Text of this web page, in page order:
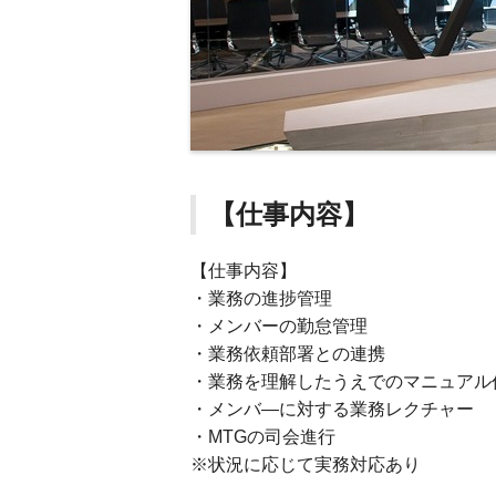
【仕事内容】
【仕事内容】
・業務の進捗管理
・メンバーの勤怠管理
・業務依頼部署との連携
・業務を理解したうえでのマニュアル
・メンバ—に対する業務レクチャー
・MTGの司会進行
※状況に応じて実務対応あり